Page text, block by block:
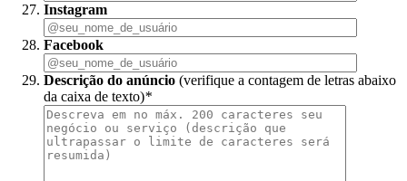
Instagram
Facebook
Descrição do anúncio (verifique a contagem de letras abaixo
da caixa de texto)*